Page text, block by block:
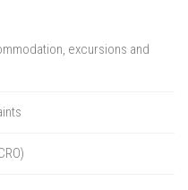
excursions and